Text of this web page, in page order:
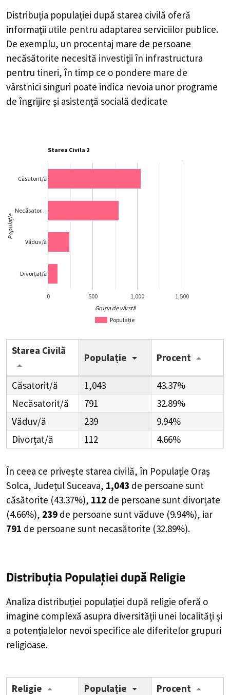
Distribuția populației după starea civilă oferă
informații utile pentru adaptarea serviciilor publice.
De exemplu, un procentaj mare de persoane
necăsătorite necesită investiții în infrastructura
pentru tineri, în timp ce o pondere mare de
vârstnici singuri poate indica nevoia unor programe
de îngrijire și asistență socială dedicate
Starea Civila 2
Populație
0 500 1,000 1,500
Căsatorit/ă
Necăsator…
Văduv/ă
Divorțat/ă
Grupa de vârstă
Populație
Starea Civilă
Populație Procent
Căsatorit/ă 1,043
43.37%
Necăsatorit/ă
791
32.89%
Văduv/ă
239
9.94%
Divorțat/ă
112 4.66%
În ceea ce privește starea civilă, în Populație Oraș
Solca, Județul Suceava, 1,043 de persoane sunt
căsătorite (43.37%), 112 de persoane sunt divorțate
(4.66%), 239 de persoane sunt văduve (9.94%), iar
791 de persoane sunt necasătorite (32.89%).
Distribuția Populațieidupă Religie
Analiza distribuției populației după religie oferă o
imagine complexă asupra diversității unei localități și
a potențialelor nevoi specifice ale diferitelor grupuri
religioase.
Religie Populație
Procent